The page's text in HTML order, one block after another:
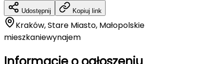
Udostępnij Kopiuj link
Kraków, Stare Miasto, Małopolskie
mieszkaniewynajem